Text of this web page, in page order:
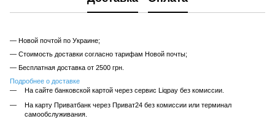
— Новой почтой по Украине;
— Стоимость доставки согласно тарифам Новой почты;
— Бесплатная доставка от 2500 грн.
Подробнее о доставке
На сайте банковской картой через сервис Liqpay без комиссии.
На карту Приватбанк через Приват24 без комиссии или терминал
самообслуживания.